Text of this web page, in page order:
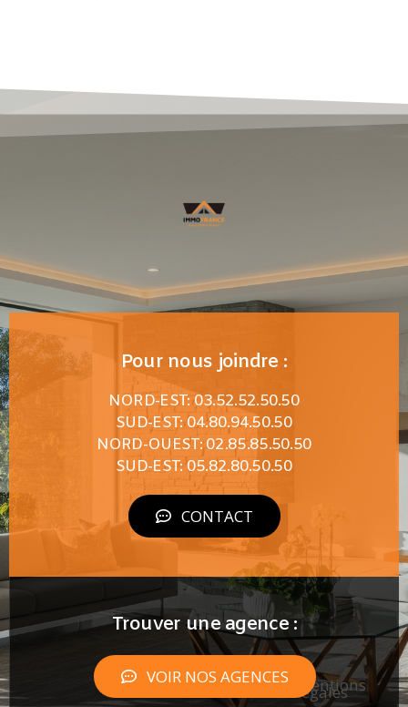
Pour nous joindre :
NORD-EST: 03.52.52.50.50
SUD-EST: 04.80.94.50.50
NORD-OUEST: 02.85.85.50.50
SUD-EST: 05.82.80.50.50
CONTACT
Trouver une agence :
VOIR NOS AGENCES Mentions
légales